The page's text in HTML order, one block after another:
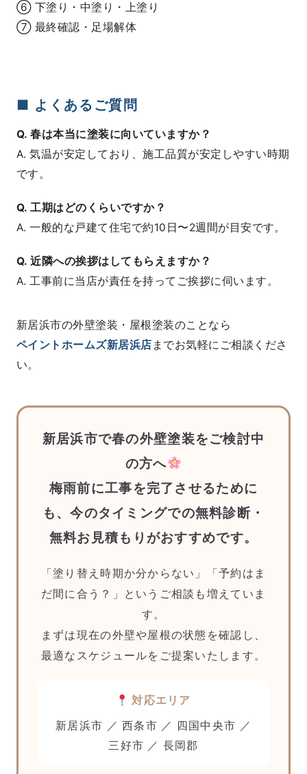
⑥ 下塗り・中塗り・上塗り
⑦ 最終確認・足場解体
■ よくあるご質問
Q. 春は本当に塗装に向いていますか？
A. 気温が安定しており、施工品質が安定しやすい時期
です。
Q. 工期はどのくらいですか？
A. 一般的な戸建て住宅で約10日〜2週間が目安です。
Q. 近隣への挨拶はしてもらえますか？
A. 工事前に当店が責任を持ってご挨拶に伺います。
新居浜市の外壁塗装・屋根塗装のことなら
ペイントホームズ新居浜店 までお気軽にご相談くださ
い。
新居浜市で春の外壁塗装をご検討中
の方へ
梅雨前に工事を完了させるために
も、今のタイミングでの無料診断・
無料お見積もり がおすすめです。
「塗り替え時期か分からない」「予約はま
だ間に合う？」というご相談も増えていま
す。
まずは現在の外壁や屋根の状態を確認し、
最適なスケジュールをご提案いたします。
対応エリア
新居浜市 ／ 西条市 ／ 四国中央市 ／
三好市 ／ 長岡郡